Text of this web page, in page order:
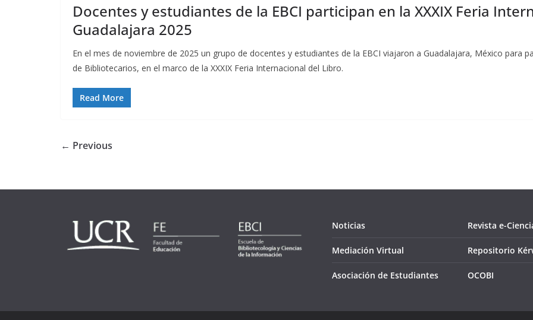
Docentes y estudiantes de la EBCI participan en la XXXIX Feria
Guadalajara 2025
En el mes de noviembre de 2025 un grupo de docentes y estudiantes de la EBCI viajaron a Guadalajara, México para
de Bibliotecarios, en el marco de la XXXIX Feria Internacional del Libro.
Read More
← Previous
Noticias
Mediación Virtual
Asociación de Estudiantes
Revista e-
Repositorio
OCOBI